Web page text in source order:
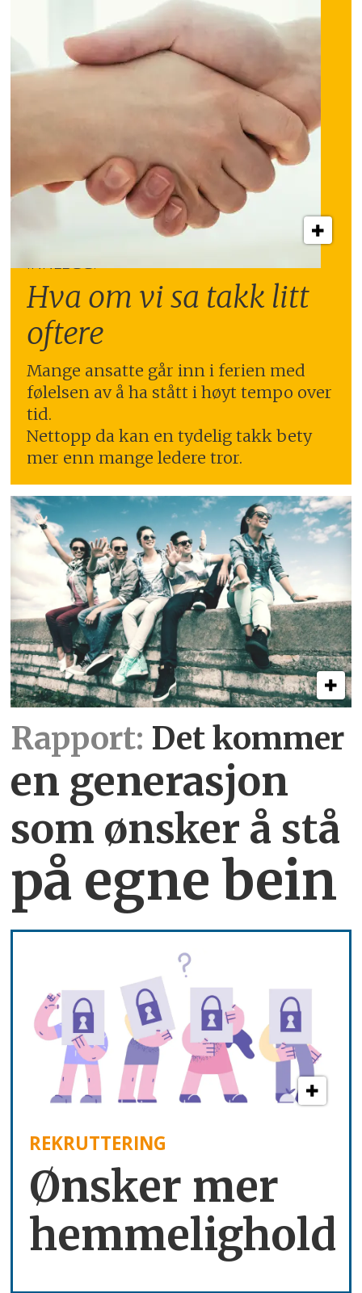
INNLEGG:
Hva om vi sa takk litt
oftere
Mange ansatte går inn i ferien med
følelsen av å ha stått i høyt tempo over
tid.
Nettopp da kan en tydelig takk bety
mer enn mange ledere tror.
Rapport: Det kommer
en generasjon
som ønsker å stå
på egne bein
REKRUTTERING
Ønsker mer
hemmelighold